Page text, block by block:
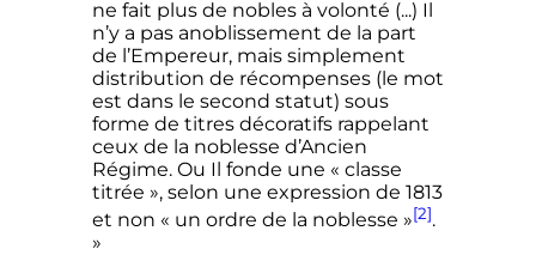
ne fait plus de nobles à volonté (...) Il
n’y a pas anoblissement de la part
de l’Empereur, mais simplement
distribution de récompenses (le mot
est dans le second statut) sous
forme de titres décoratifs rappelant
ceux de la noblesse d’Ancien
Régime. Ou Il fonde une « classe
titrée », selon une expression de 1813
et non « un ordre de la noblesse »[2].
»